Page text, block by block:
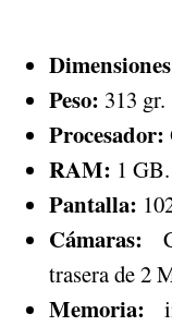
Peso: 313 gr.
Procesador:
RAM: 1 GB.
Pantalla:
Cámaras:
trasera de 2
Memoria: